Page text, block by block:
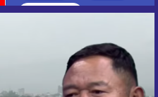
दर्शन गरि, दिनको सुरुवात गर्दै,
पाथिभरादेवीको दर्शन गरि
अन्तर्राष्ट्रिय